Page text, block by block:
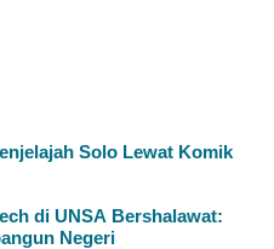
Solo Lewat Komik
di UNSA Bershalawat:
Negeri